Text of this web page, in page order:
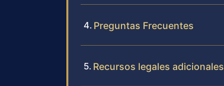
Preguntas Frecuentes
Recursos legales adicionales